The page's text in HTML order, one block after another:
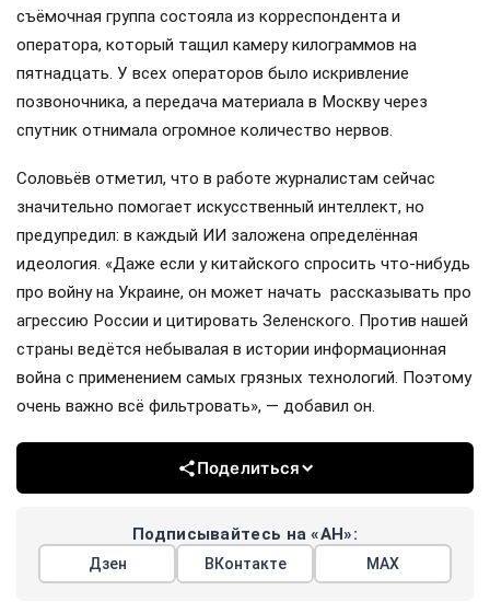
съёмочная группа состояла из корреспондента и
оператора, который тащил камеру килограммов на
пятнадцать. У всех операторов было искривление
позвоночника, а передача материала в Москву через
спутник отнимала огромное количество нервов.
Соловьёв отметил, что в работе журналистам сейчас
значительно помогает искусственный интеллект, но
предупредил: в каждый ИИ заложена определённая
идеология. «Даже если у китайского спросить что-нибудь
про войну на Украине, он может начать рассказывать про
агрессию России и цитировать Зеленского. Против нашей
страны ведётся небывалая в истории информационная
война с применением самых грязных технологий. Поэтому
очень важно всё фильтровать», — добавил он.
Поделиться
Подписывайтесь на «АН»:
Дзен ВКонтакте МАХ